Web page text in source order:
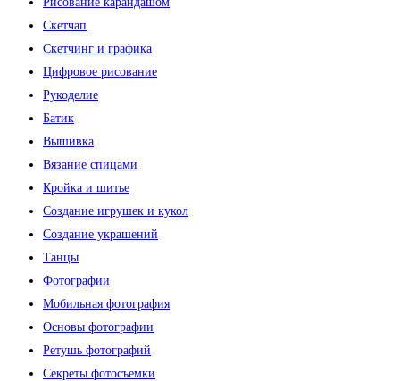
Скетчап
Скетчинг и графика
Цифровое рисование
Рукоделие
Батик
Вышивка
Вязание спицами
Кройка и шитье
Создание игрушек и кукол
Создание украшений
Танцы
Фотографии
Мобильная фотография
Основы фотографии
Ретушь фотографий
Секреты фотосъемки